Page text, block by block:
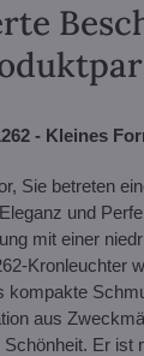
- Kleines
Sie betreten
und
mit einer
Kronleuchter
kompakte
aus
Er ist